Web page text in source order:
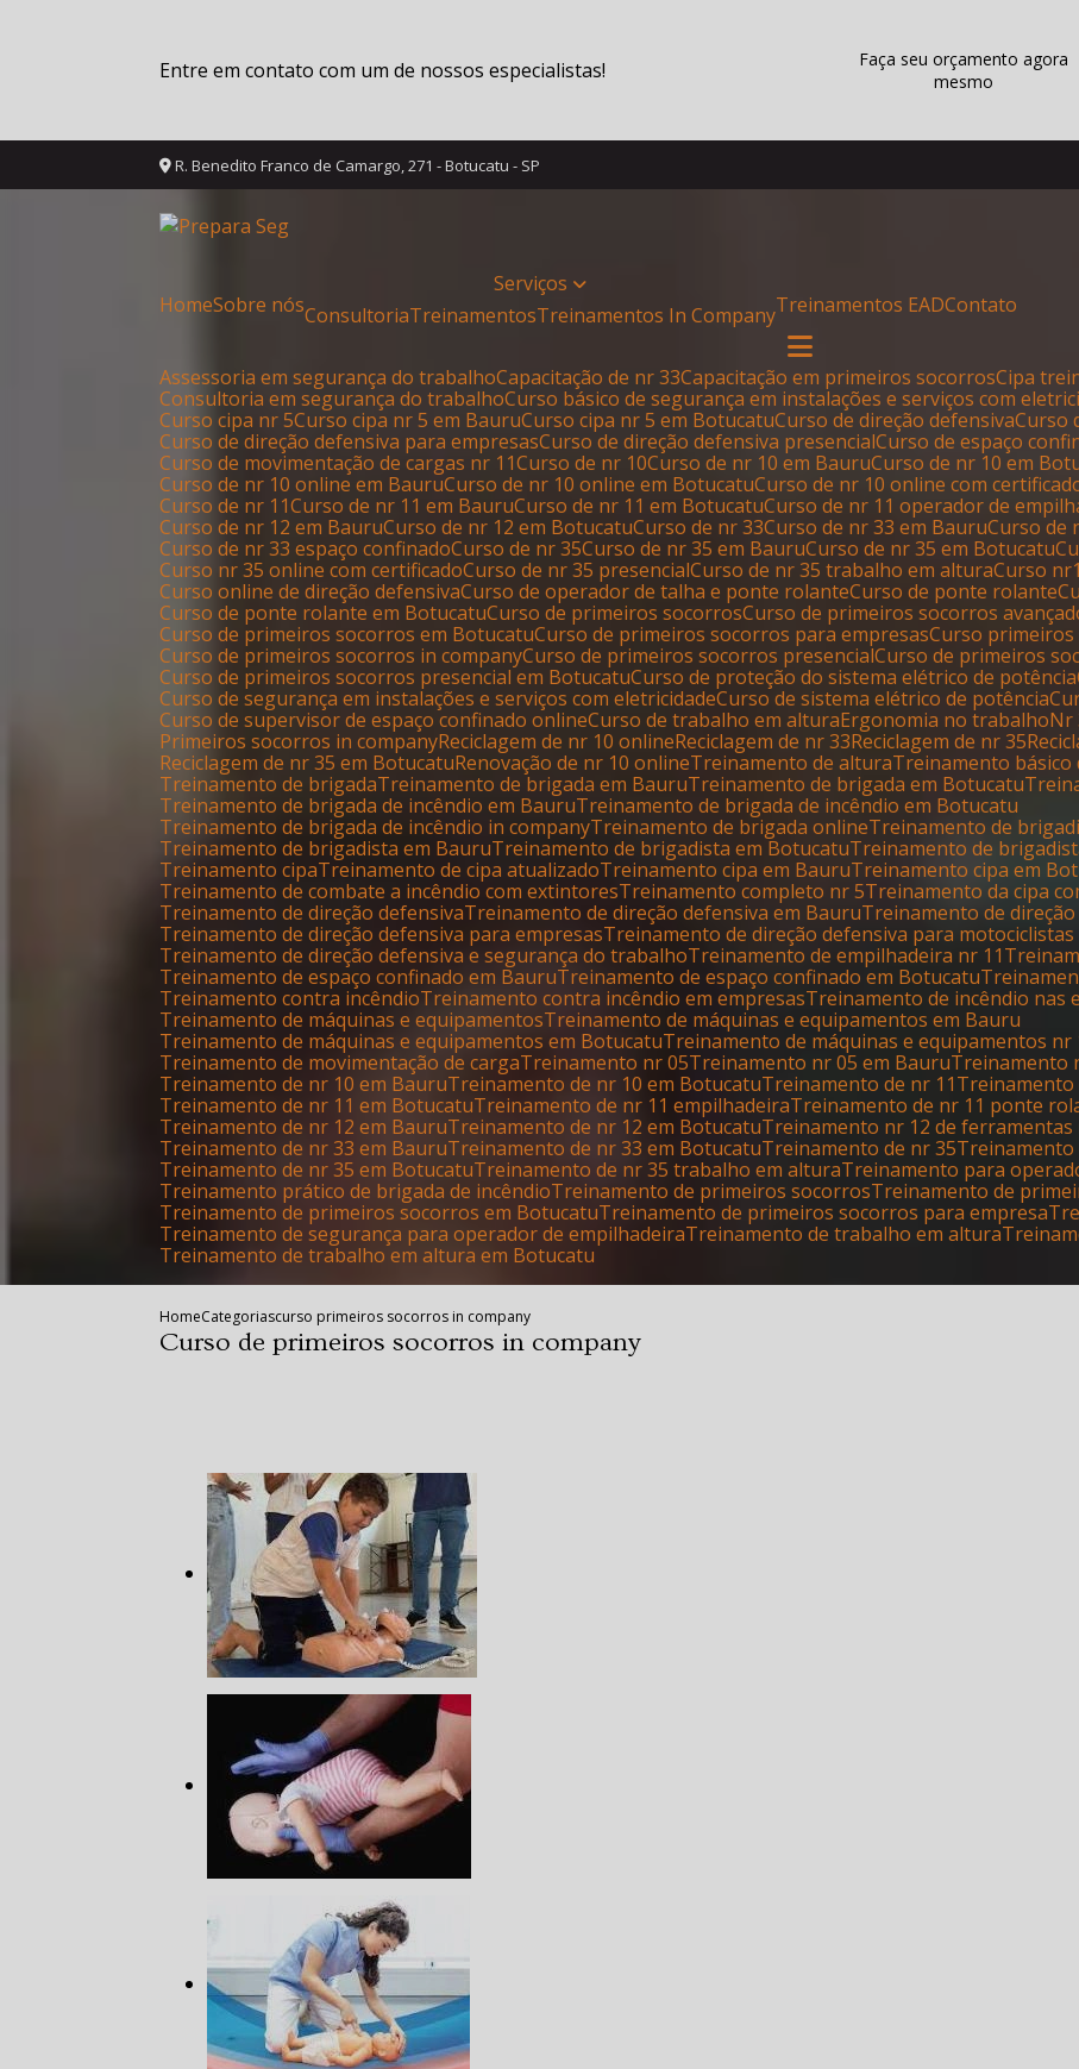
Entre em contato com um de nossos especialistas!
Faça seu orçamento agora
mesmo
R. Benedito Franco de Camargo, 271 - Botucatu - SP
Home Sobre nós
Serviços
Consultoria Treinamentos Treinamentos In Company Treinamentos EAD Contato
Assessoria em segurança do trabalho Capacitação de nr 33 Capacitação em primeiros socorros Cipa
Consultoria em segurança do trabalho Curso básico de segurança em instalações e serviços com
Curso cipa nr 5 Curso cipa nr 5 em Bauru Curso cipa nr 5 em Botucatu Curso de direção defensiva
Curso de direção defensiva para empresas Curso de direção defensiva presencial Curso de espaço
Curso de movimentação de cargas nr 11 Curso de nr 10 Curso de nr 10 em Bauru Curso de nr 10 em
Curso de nr 10 online em Bauru Curso de nr 10 online em Botucatu Curso de nr 10 online com
Curso de nr 11 Curso de nr 11 em Bauru Curso de nr 11 em Botucatu Curso de nr 11 operador de
Curso de nr 12 em Bauru Curso de nr 12 em Botucatu Curso de nr 33 Curso de nr 33 em Bauru Curso
Curso de nr 33 espaço confinado Curso de nr 35 Curso de nr 35 em Bauru Curso de nr 35 em Botucatu
Curso nr 35 online com certificado Curso de nr 35 presencial Curso de nr 35 trabalho em altura Curso
Curso online de direção defensiva Curso de operador de talha e ponte rolante Curso de ponte rolante
Curso de ponte rolante em Botucatu Curso de primeiros socorros Curso de primeiros socorros
Curso de primeiros socorros em Botucatu Curso de primeiros socorros para empresas Curso
Curso de primeiros socorros in company Curso de primeiros socorros presencial Curso de primeiros
Curso de primeiros socorros presencial em Botucatu Curso de proteção do sistema elétrico de potência
Curso de segurança em instalações e serviços com eletricidade Curso de sistema elétrico de potência
Curso de supervisor de espaço confinado online Curso de trabalho em altura Ergonomia no trabalho
Primeiros socorros in company Reciclagem de nr 10 online Reciclagem de nr 33 Reciclagem de nr 35
Reciclagem de nr 35 em Botucatu Renovação de nr 10 online Treinamento de altura Treinamento
Treinamento de brigada Treinamento de brigada em Bauru Treinamento de brigada em Botucatu
Treinamento de brigada de incêndio em Bauru Treinamento de brigada de incêndio em Botucatu
Treinamento de brigada de incêndio in company Treinamento de brigada online Treinamento de
Treinamento de brigadista em Bauru Treinamento de brigadista em Botucatu Treinamento de
Treinamento cipa Treinamento de cipa atualizado Treinamento cipa em Bauru Treinamento cipa em
Treinamento de combate a incêndio com extintores Treinamento completo nr 5 Treinamento da cipa
Treinamento de direção defensiva Treinamento de direção defensiva em Bauru Treinamento de
Treinamento de direção defensiva para empresas Treinamento de direção defensiva para motociclistas
Treinamento de direção defensiva e segurança do trabalho Treinamento de empilhadeira nr 11
Treinamento de espaço confinado em Bauru Treinamento de espaço confinado em Botucatu
Treinamento contra incêndio Treinamento contra incêndio em empresas Treinamento de incêndio nas
Treinamento de máquinas e equipamentos Treinamento de máquinas e equipamentos em Bauru
Treinamento de máquinas e equipamentos em Botucatu Treinamento de máquinas e equipamentos nr
Treinamento de movimentação de carga Treinamento nr 05 Treinamento nr 05 em Bauru
Treinamento de nr 10 em Bauru Treinamento de nr 10 em Botucatu Treinamento de nr 11
Treinamento de nr 11 em Botucatu Treinamento de nr 11 empilhadeira Treinamento de nr 11 ponte
Treinamento de nr 12 em Bauru Treinamento de nr 12 em Botucatu Treinamento nr 12 de
Treinamento de nr 33 em Bauru Treinamento de nr 33 em Botucatu Treinamento de nr 35
Treinamento de nr 35 em Botucatu Treinamento de nr 35 trabalho em altura Treinamento para
Treinamento prático de brigada de incêndio Treinamento de primeiros socorros Treinamento de
Treinamento de primeiros socorros em Botucatu Treinamento de primeiros socorros para empresa
Treinamento de segurança para operador de empilhadeira Treinamento de trabalho em altura
Treinamento de trabalho em altura em Botucatu
HomeCategoriascurso primeiros socorros in company
Curso de primeiros socorros in company